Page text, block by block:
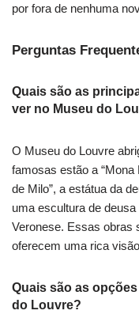
por fora de nenhuma
Perguntas
Quais são as
ver no Museu do
O Museu do Louvre
famosas estão a “Mona
de Milo”, a estátua da
uma escultura de deusa
Veronese. Essas obras
oferecem uma rica
Quais são as
do Louvre?